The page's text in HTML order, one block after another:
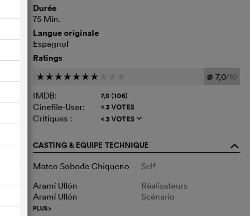
Durée
75 Min.
Langue originale
Espagnol
Ratings
c c c c c c c Ø 7,0/10
IMDB:
7,0 (106)
Cinefile-User: < 3 VOTES
Critiques : < 3 VOTES q
CASTING & EQUIPE TECHNIQUE o
Mateo Sobode Chiqueno
Self
Aramí Ullón
Réalisateurs
Aramí Ullón
Scénario
PLUS>